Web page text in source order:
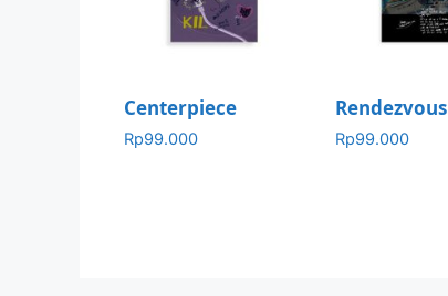
Centerpiece
Rp99.000
Rendezvous
Rp99.000